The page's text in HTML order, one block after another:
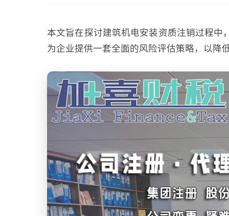
本文旨在探讨建筑机电安装资质注销过程
为企业提供一套全面的风险评估策略，以降